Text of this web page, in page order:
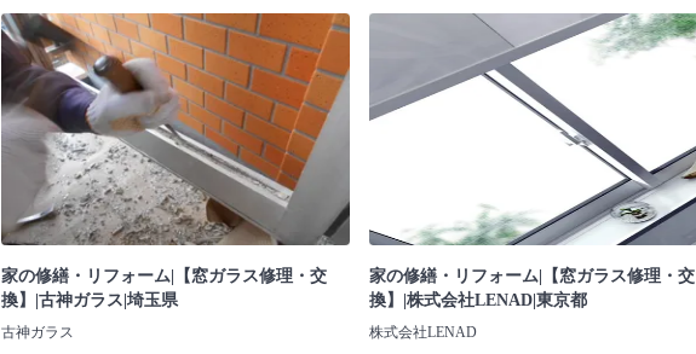
家の修繕・リフォーム|【窓ガラス修理・交
換】|古神ガラス|埼玉県
古神ガラス
家の修繕・リフォーム|【窓ガラス修理・交
換】|株式会社LENAD|東京都
株式会社LENAD